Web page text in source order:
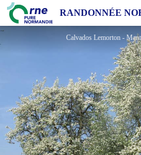
RANDONNÉE
Calvados Didier Lemorton
Calvados Lemorton -